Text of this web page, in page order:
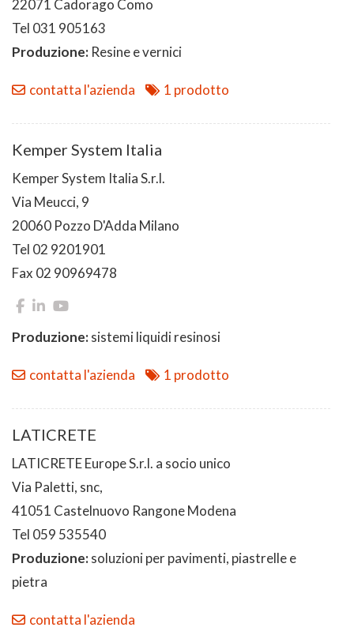
22071 Cadorago Como
Tel 031 905163
Produzione: Resine e vernici
contatta l'azienda 1 prodotto
Kemper System Italia
Kemper System Italia S.r.l.
Via Meucci, 9
20060 Pozzo D'Adda Milano
Tel 02 9201901
Fax 02 90969478
Produzione:sistemi liquidi resinosi
contatta l'azienda 1 prodotto
LATICRETE
LATICRETE Europe S.r.l. a socio unico
Via Paletti, snc,
41051 Castelnuovo Rangone Modena
Tel 059 535540
Produzione:soluzioni per pavimenti, piastrelle e
pietra
contatta l'azienda